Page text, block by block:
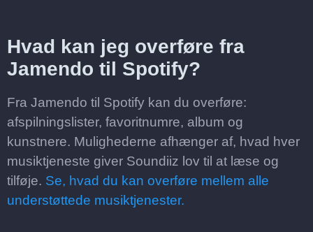
Hvad kan jeg overføre fra
Jamendo til Spotify?
Fra Jamendo til Spotify kan du overføre:
afspilningslister, favoritnumre, album og
kunstnere. Mulighederne afhænger af, hvad hver
musiktjeneste giver Soundiiz lov til at læse og
tilføje. Se, hvad du kan overføre mellem alle
understøttede musiktjenester.